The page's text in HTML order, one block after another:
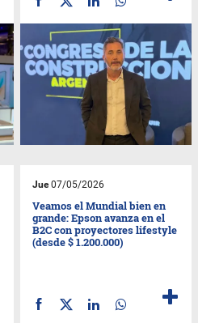
Jue07/05/2026
Veamos el Mundial bien en
grande: Epson avanza en el
B2C con proyectores lifestyle
(desde $ 1.200.000)